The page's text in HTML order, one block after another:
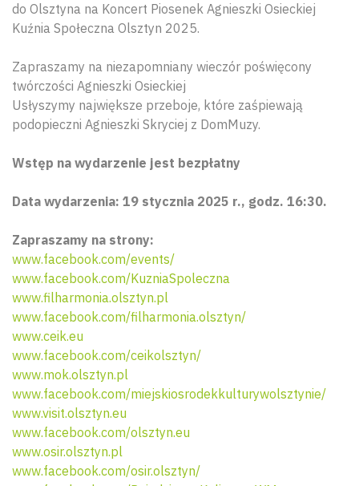
do Olsztyna na Koncert Piosenek Agnieszki Osieckiej
Kuźnia Społeczna Olsztyn 2025.
Zapraszamy na niezapomniany wieczór poświęcony
twórczości Agnieszki Osieckiej
Usłyszymy największe przeboje, które zaśpiewają
podopieczni Agnieszki Skryciej z DomMuzy.
Wstęp na wydarzenie jest bezpłatny
Data wydarzenia: 19 stycznia 2025 r., godz. 16:30.
Zapraszamy na strony:
www.facebook.com/events/
www.facebook.com/KuzniaSpoleczna
www.filharmonia.olsztyn.pl
www.facebook.com/filharmonia.olsztyn/
www.ceik.eu
www.facebook.com/ceikolsztyn/
www.mok.olsztyn.pl
www.facebook.com/miejskiosrodekkulturywolsztynie/
www.visit.olsztyn.eu
www.facebook.com/olsztyn.eu
www.osir.olsztyn.pl
www.facebook.com/osir.olsztyn/